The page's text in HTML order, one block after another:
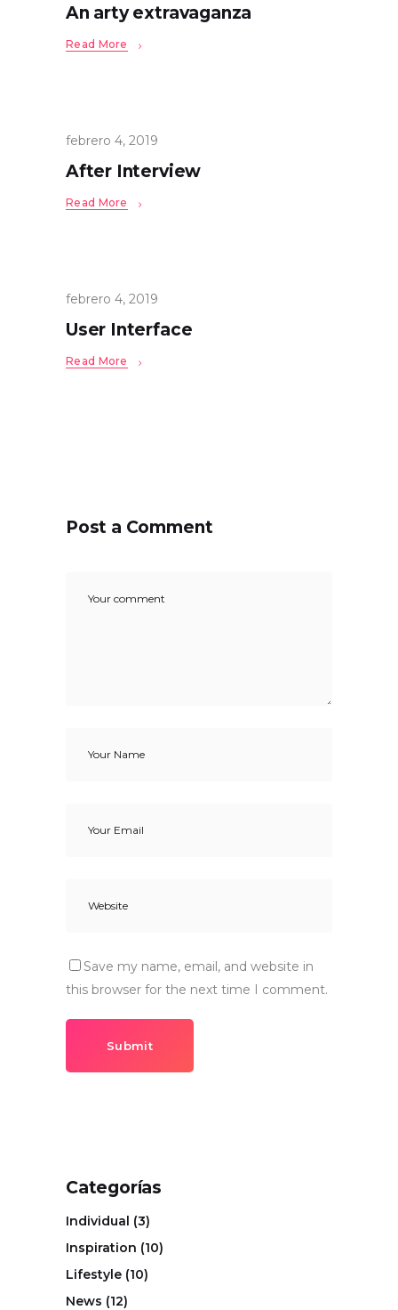
An arty extravaganza
Read More
febrero 4, 2019
After Interview
Read More
febrero 4, 2019
User Interface
Read More
Post a Comment
Save my name, email, and website in
this browser for the next time I comment.
Submit
Categorías
Individual (3)
Inspiration (10)
Lifestyle (10)
News (12)